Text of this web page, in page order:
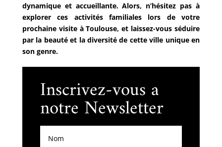
dynamique et accueillante. Alors, n’hésitez pas à
explorer ces activités familiales lors de votre
prochaine visite à Toulouse, et laissez-vous séduire
par la beauté et la diversité de cette ville unique en
son genre.
Inscrivez-vous a
notre Newsletter